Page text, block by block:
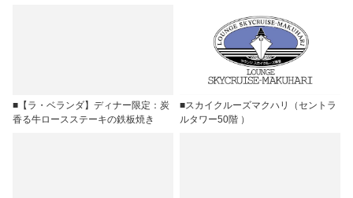
■【ラ・ベランダ】ディナー限定：炭
香る牛ロースステーキの鉄板焼き
■スカイクルーズマクハリ（セントラ
ルタワー50階 ）